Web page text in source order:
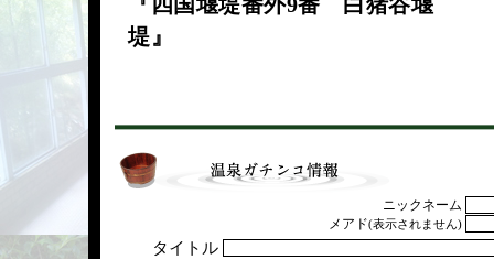
堤』
ニックネーム
メアド(表示されません)
タイトル